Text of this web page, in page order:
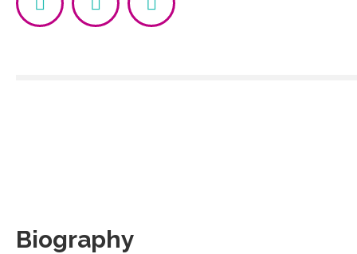
FacebookTwitterInstagram
Biography